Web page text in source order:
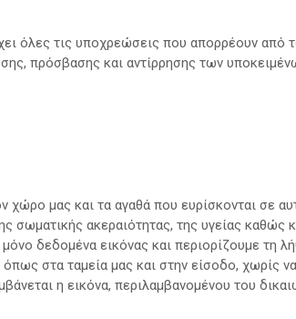
όλες τις υποχρεώσεις που απορρέουν από
πρόσβασης και αντίρρησης των
μας και τα αγαθά που ευρίσκονται σε
σωματικής ακεραιότητας, της υγείας
δεδομένα εικόνας και περιορίζουμε τη
στα ταμεία μας και στην είσοδο, χωρίς
η εικόνα, περιλαμβανομένου του